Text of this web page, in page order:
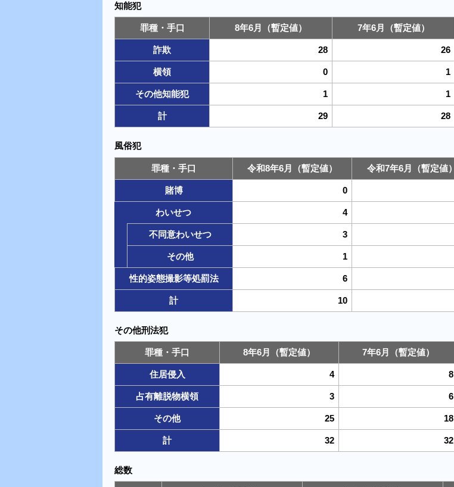
知能犯
罪種・手口 8年6月（暫定値） 7年6月（暫定値）
詐欺 28 26
横領 0 1
その他知能犯 1 1
計 29 28
風俗犯
罪種・手口 令和8年6月（暫定値） 令和7年6月（暫定値）
賭博 0
わいせつ 4
不同意わいせつ 3
その他 1
性的姿態撮影等処罰法 6
計 10
その他刑法犯
罪種・手口 8年6月（暫定値） 7年6月（暫定値）
住居侵入 4 8
占有離脱物横領 3 6
その他 25 18
計 32 32
総数